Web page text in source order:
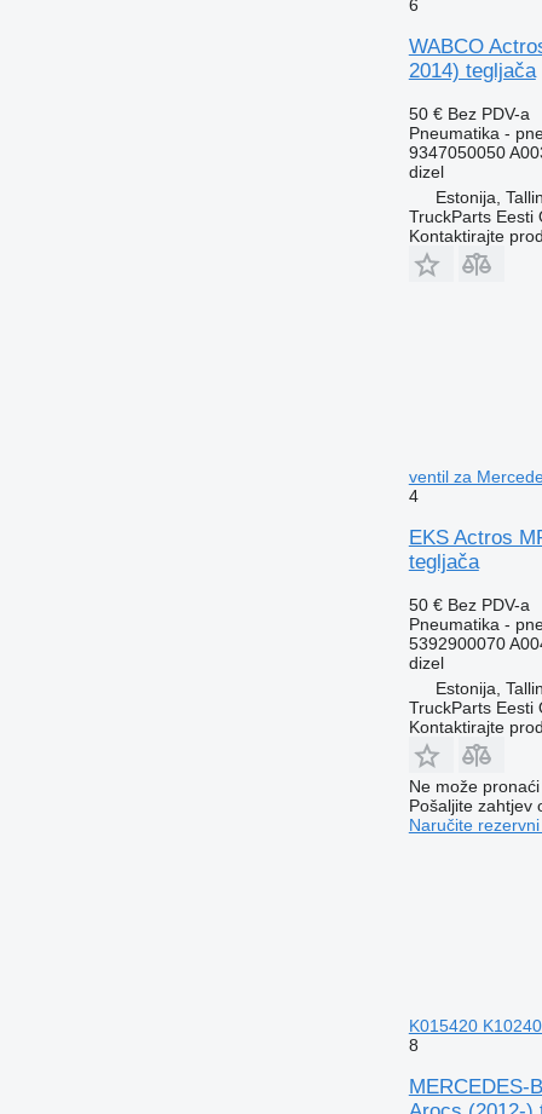
6
WABCO
2014) tegljača
50 € Bez PDV-a
Pneumatika -
9347050050
dizel
Estonija,
TruckParts Eesti
Kontaktirajte
ventil za
4
EKS Actros
tegljača
50 € Bez PDV-a
Pneumatika -
5392900070
dizel
Estonija,
TruckParts Eesti
Kontaktirajte
Ne može
Pošaljite zahtjev
Naručite
K015420
8
MERCEDES-